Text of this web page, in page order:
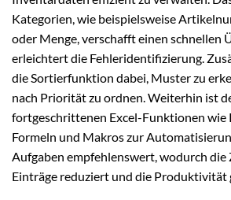
Kategorien, wie beispielsweise
oder Menge, verschafft einen schnellen
erleichtert die Fehleridentifizierung.
die Sortierfunktion dabei, Muster zu
nach Priorität zu ordnen. Weiterhin ist
fortgeschrittenen Excel-Funktionen wie
Formeln und Makros zur
Aufgaben empfehlenswert, wodurch
Einträge reduziert und die Produktivität